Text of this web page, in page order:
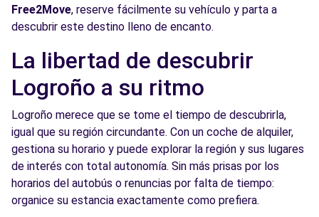
Free2Move, reserve fácilmente su vehículo y parta a
descubrir este destino lleno de encanto.
La libertad de descubrir
Logroño a su ritmo
Logroño merece que se tome el tiempo de descubrirla,
igual que su región circundante. Con un coche de alquiler,
gestiona su horario y puede explorar la región y sus lugares
de interés con total autonomía. Sin más prisas por los
horarios del autobús o renuncias por falta de tiempo:
organice su estancia exactamente como prefiera.